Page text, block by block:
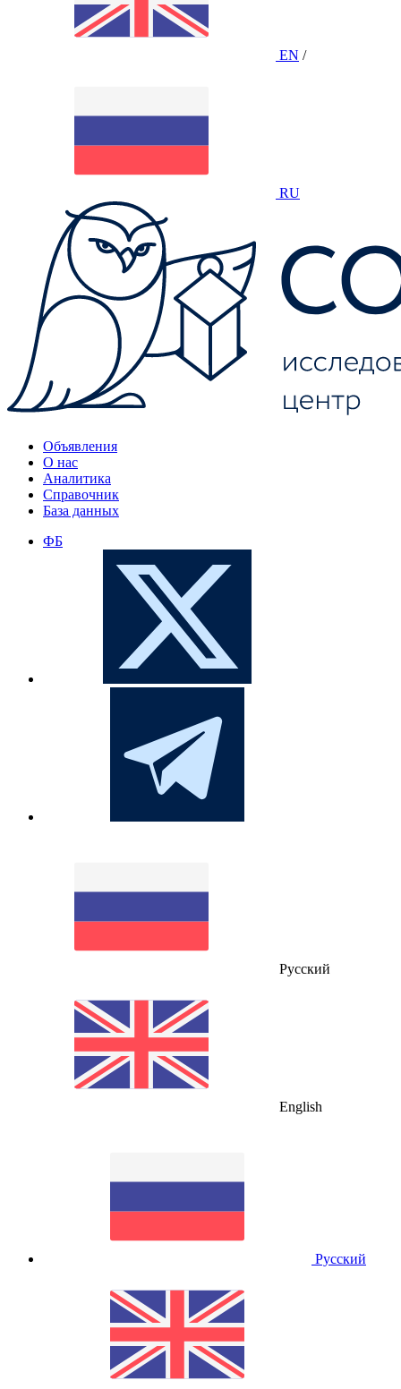
EN /
RU
Объявления
О нас
Аналитика
Справочник
База данных
ФБ
Русский
English
Русский